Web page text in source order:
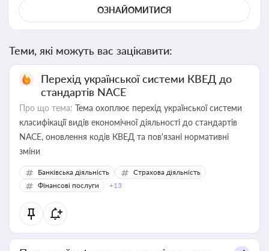
ОЗНАЙОМИТИСЯ
Теми, які можуть вас зацікавити:
Перехід української системи КВЕД до
стандартів NACE
Про що тема: Тема охоплює перехід української системи
класифікації видів економічної діяльності до стандартів
NACE, оновлення кодів КВЕД та пов'язані нормативні
зміни
Банківська діяльність
Страхова діяльність
Фінансові послуги
+13